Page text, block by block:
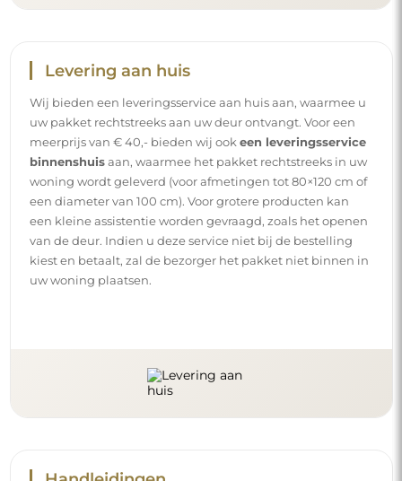
Levering aan huis
Wij bieden een leveringsservice aan huis aan, waarmee u
uw pakket rechtstreeks aan uw deur ontvangt. Voor een
meerprijs van € 40,- bieden wij ook een leveringsservice
binnenshuisaan, waarmee het pakket rechtstreeks in uw
woning wordt geleverd (voor afmetingen tot 80×120 cm of
een diameter van 100 cm). Voor grotere producten kan
een kleine assistentie worden gevraagd, zoals het openen
van de deur. Indien u deze service niet bij de bestelling
kiest en betaalt, zal de bezorger het pakket niet binnen in
uw woning plaatsen.